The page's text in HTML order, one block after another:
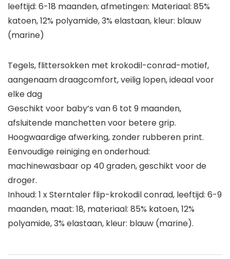
leeftijd: 6-18 maanden, afmetingen: Materiaal: 85%
katoen, 12% polyamide, 3% elastaan, kleur: blauw
(marine)
Tegels, flittersokken met krokodil-conrad-motief,
aangenaam draagcomfort, veilig lopen, ideaal voor
elke dag
Geschikt voor baby’s van 6 tot 9 maanden,
afsluitende manchetten voor betere grip.
Hoogwaardige afwerking, zonder rubberen print.
Eenvoudige reiniging en onderhoud:
machinewasbaar op 40 graden, geschikt voor de
droger.
Inhoud: 1 x Sterntaler flip-krokodil conrad, leeftijd: 6-9
maanden, maat: 18, materiaal: 85% katoen, 12%
polyamide, 3% elastaan, kleur: blauw (marine).